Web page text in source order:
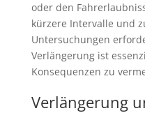
oder den
kürzere Intervalle und
Untersuchungen
Verlängerung ist
Konsequenzen zu
Verlängerung